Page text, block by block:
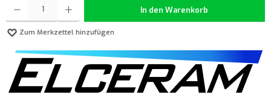
In den Warenkorb
Zum Merkzettel hinzufügen